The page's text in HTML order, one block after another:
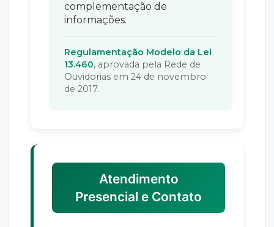
complementação de
informações.
Regulamentação Modelo da Lei
13.460, aprovada pela Rede de
Ouvidorias em 24 de novembro
de 2017.
Atendimento
Presencial e Contato